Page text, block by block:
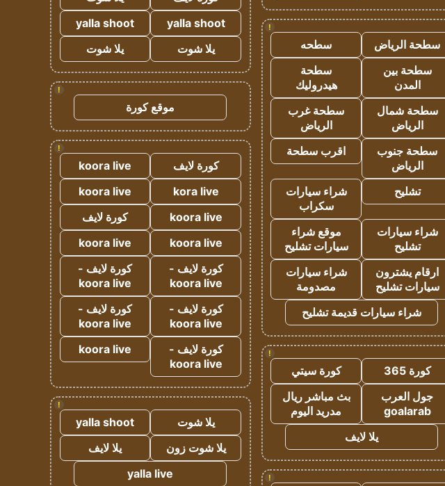
!
سطحة الرياض
سطحه
سطحة بين
المدن
سطحة
هيدروليك
سطحة شمال
الرياض
سطحة غرب
الرياض
سطحة جنوب
الرياض
اقرب سطحة
تشليح
شراء سيارات
سكراب
شراء سيارات
تشليح
موقع شراء
سيارات تشليح
ارقام يشترون
سيارات تشليح
شراء سيارات
مصدومة
شراء سيارات قديمة تشليح
!
كورة 365
كورة سيتي
جول العرب
goalarab
بث مباشر ريال
مدريد اليوم
يلا لايف
!
yalla shoot
yalla shoot
يلا شوت
يلا شوت
!
موقع كورة
!
كورة لايف
koora live
kora live
koora live
koora live
كورة لايف
koora live
koora live
كورة لايف -
koora live
كورة لايف -
koora live
كورة لايف -
koora live
كورة لايف -
koora live
كورة لايف -
koora live
koora live
!
يلا شوت
yalla shoot
يلا شوت زون
يلا لايف
yalla live